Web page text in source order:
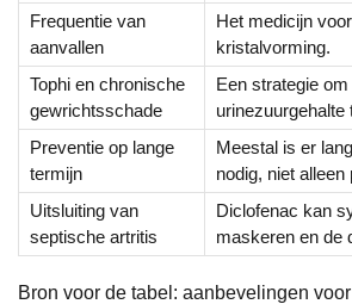
Frequentie van
aanvallen
Het medicijn
kristalvorming.
Tophi en chronische
gewrichtsschade
Een strategie om
urinezuurgehalte
Preventie op lange
termijn
Meestal is er
nodig, niet alleen
Uitsluiting van
septische artritis
Diclofenac kan
maskeren en de
Bron voor de tabel: aanbevelingen